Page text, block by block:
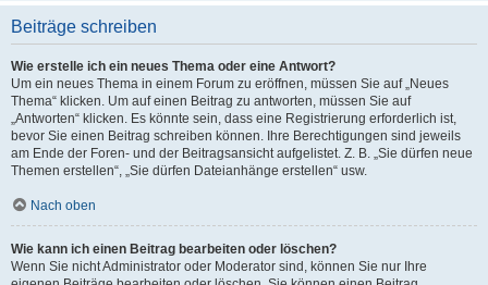
Beiträge schreiben
Wie erstelle ich ein neues Thema oder eine Antwort?
Um ein neues Thema in einem Forum zu eröffnen, müssen Sie auf „Neues
Thema“ klicken. Um auf einen Beitrag zu antworten, müssen Sie auf
„Antworten“ klicken. Es könnte sein, dass eine Registrierung erforderlich ist,
bevor Sie einen Beitrag schreiben können. Ihre Berechtigungen sind jeweils
am Ende der Foren- und der Beitragsansicht aufgelistet. Z. B. „Sie dürfen neue
Themen erstellen“, „Sie dürfen Dateianhänge erstellen“ usw.
Nach oben
Wie kann ich einen Beitrag bearbeiten oder löschen?
Wenn Sie nicht Administrator oder Moderator sind, können Sie nur Ihre